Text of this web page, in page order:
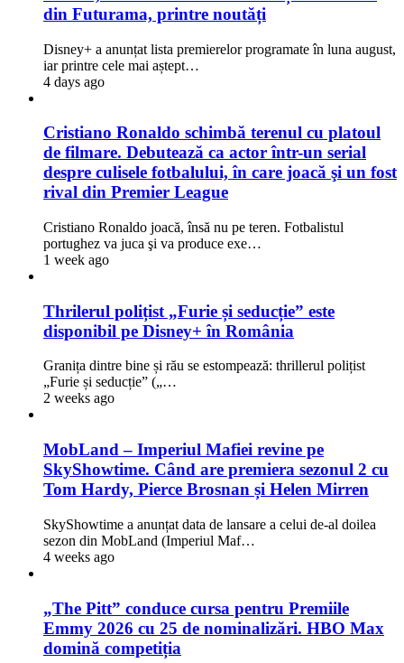
din Futurama, printre noutăți
Disney+ a anunțat lista premierelor programate în luna august,
iar printre cele mai aștept…
4 days ago
Cristiano Ronaldo schimbă terenul cu platoul
de filmare. Debutează ca actor într-un serial
despre culisele fotbalului, în care joacă şi un fost
rival din Premier League
Cristiano Ronaldo joacă, însă nu pe teren. Fotbalistul
portughez va juca şi va produce exe…
1 week ago
Thrilerul polițist „Furie și seducție” este
disponibil pe Disney+ în România
Granița dintre bine și rău se estompează: thrillerul polițist
„Furie și seducție” („…
2 weeks ago
MobLand – Imperiul Mafiei revine pe
SkyShowtime. Când are premiera sezonul 2 cu
Tom Hardy, Pierce Brosnan și Helen Mirren
SkyShowtime a anunțat data de lansare a celui de-al doilea
sezon din MobLand (Imperiul Maf…
4 weeks ago
„The Pitt” conduce cursa pentru Premiile
Emmy 2026 cu 25 de nominalizări. HBO Max
domină competiția